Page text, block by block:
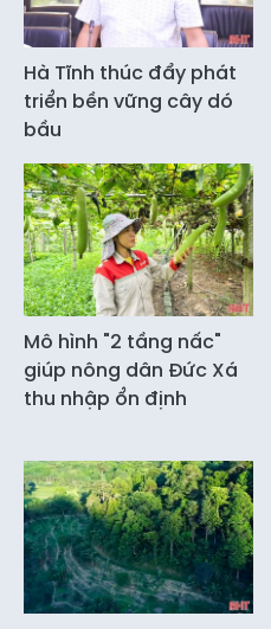
Hà Tĩnh thúc đẩy phát
triển bền vững cây dó
bầu
Mô hình "2 tầng nấc"
giúp nông dân Đức Xá
thu nhập ổn định